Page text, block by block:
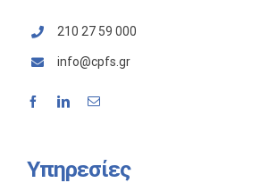
210 27 59 000
info@cpfs.gr
Υπηρεσίες